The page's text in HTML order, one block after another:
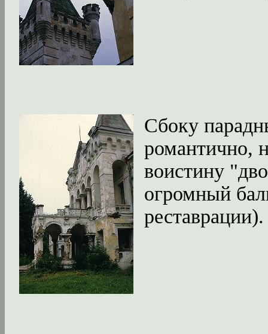
Сбоку
романтично,
воистину
огромный
реставрации).